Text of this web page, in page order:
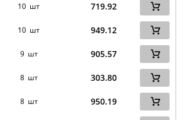
10 шт 719.92
10 шт 949.12
9 шт 905.57
8 шт 303.80
8 шт 950.19